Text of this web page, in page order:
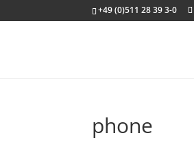
+49 (0)511 28 39 3-0
phone